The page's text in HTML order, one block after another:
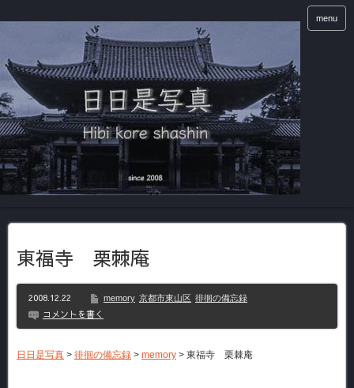
menu
東福寺 栗棘庵
2008.12.22 memory 京都市東山区 徘徊の備忘録
コメントを書く
日日是写真 > 徘徊の備忘録 > memory > 東福寺 栗棘庵